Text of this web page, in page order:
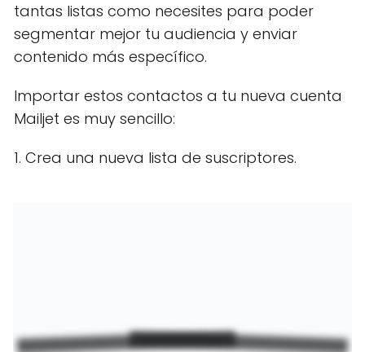
tantas listas como necesites para poder
segmentar mejor tu audiencia y enviar
contenido más específico.
Importar estos contactos a tu nueva cuenta
Mailjet es muy sencillo:
1. Crea una nueva lista de suscriptores.